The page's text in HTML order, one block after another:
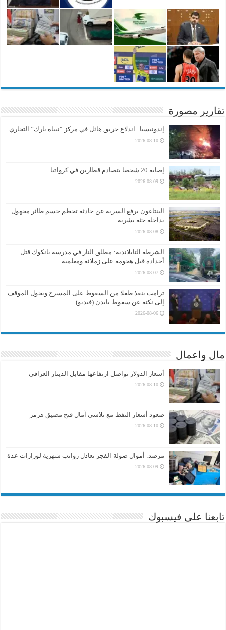
تقارير مصورة
إندونيسيا.. اندلاع حريق هائل في مركز “نيباه بارك” التجاري
2026-08-10
إصابة 20 شخصا بتصادم قطارين في كرواتيا
2026-08-09
البنتاغون يرفع السرية عن حادثة تحطم جسم طائر مجهول
بداخله جثة بشرية
2026-08-08
الشرطة التايلاندية: مطلق النار في مدرسة بانكوك قتل
أجداده قبل هجومه على زملائه ومعلميه
2026-08-07
ترامب ينقذ طفلا من السقوط على المسرح ويحول الموقف
إلى نكتة عن سقوط بايدن (فيديو)
2026-08-06
مال واعمال
أسعار الدولار تواصل ارتفاعها مقابل الدينار العراقي
2026-08-10
صعود أسعار النفط مع تلاشي آمال فتح مضيق هرمز
2026-08-10
مرصد: أموال صولة الفجر تعادل رواتب شهرية لوزارات عدة
2026-08-09
تابعنا على فيسبوك